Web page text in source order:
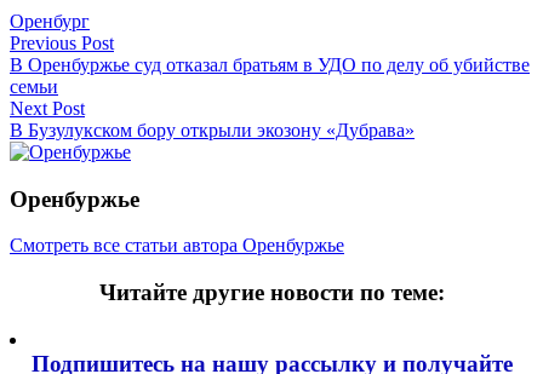
Оренбург
Навигация
по
записям
Previous Post
В Оренбуржье суд отказал братьям в УДО по делу об убийстве
семьи
Next Post
В Бузулукском бору открыли экозону «Дубрава»
Оренбуржье
Смотреть все статьи автора Оренбуржье
Читайте другие новости по теме:
Подпишитесь на нашу рассылку и получайте